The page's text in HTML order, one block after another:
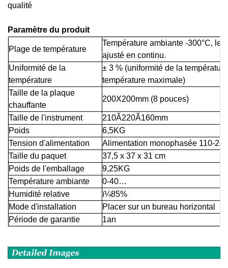
qualité
Paramètre du produit
Plage de température
Température ambiante -300°C, le
ajusté en continu.
Uniformité de la
température
± 3 % (uniformité de la
température maximale)
Taille de la plaque
chauffante
200X200mm (8 pouces)
Taille de l'instrument
210Ã220Ã160mm
Poids
6,5KG
Tension d'alimentation
Alimentation monophasée 110-
Taille du paquet
37,5 x 37 x 31 cm
Poids de l'emballage
9,25KG
Température ambiante
0-40…
Humidité relative
ï¼85%
Mode d'installation
Placer sur un bureau horizontal
Période de garantie
1an